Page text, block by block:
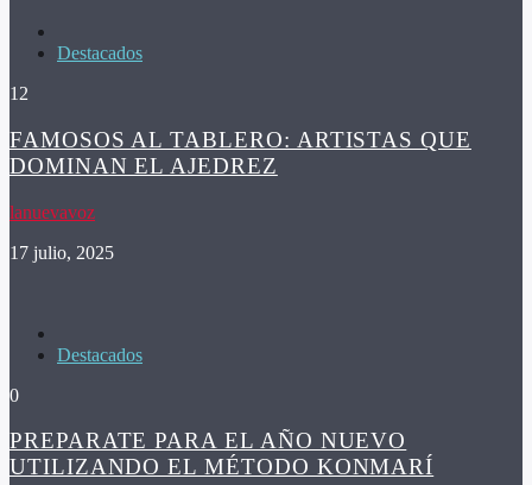
Destacados
12
FAMOSOS AL TABLERO: ARTISTAS QUE
DOMINAN EL AJEDREZ
lanuevavoz
17 julio, 2025
Destacados
0
PREPARATE PARA EL AÑO NUEVO
UTILIZANDO EL MÉTODO KONMARÍ